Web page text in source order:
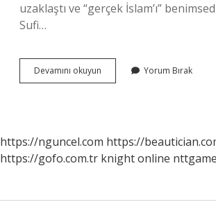
uzaklaştı ve “gerçek İslam’ı”
Sufi…
Devamını okuyun Muhammed
Ali
Yorum Bırak
https://nguncel.com https://
https://gofo.com.tr knight online nttgame